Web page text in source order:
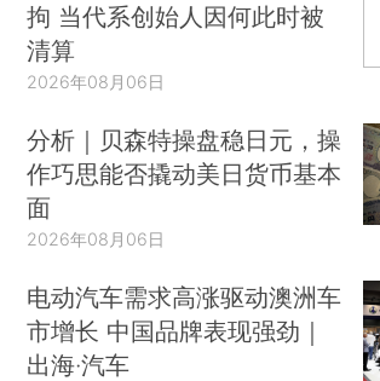
拘 当代系创始人因何此时被
清算
2026年08月06日
分析｜贝森特操盘稳日元，操
作巧思能否撬动美日货币基本
面
2026年08月06日
电动汽车需求高涨驱动澳洲车
市增长 中国品牌表现强劲｜
出海·汽车